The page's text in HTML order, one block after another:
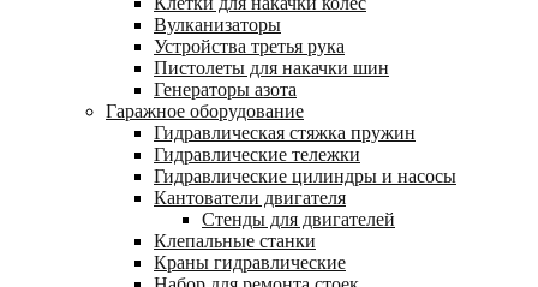
Вулканизаторы
Устройства третья рука
Пистолеты для накачки шин
Генераторы азота
Гаражное оборудование
Гидравлическая стяжка пружин
Гидравлические тележки
Гидравлические цилиндры и насосы
Кантователи двигателя
Стенды для двигателей
Клепальные станки
Краны гидравлические